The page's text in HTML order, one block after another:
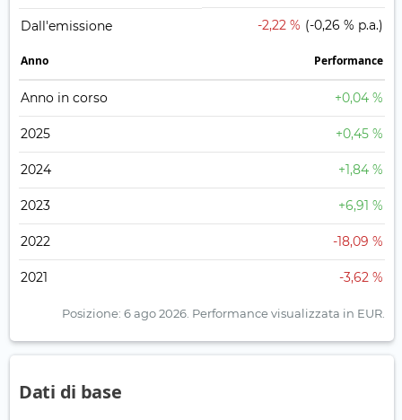
Dall'emissione -2,22 % (-0,26 % p.a.)
Anno Performance
Anno in corso +0,04 %
2025 +0,45 %
2024 +1,84 %
2023 +6,91 %
2022 -18,09 %
2021 -3,62 %
Posizione: 6 ago 2026. Performance visualizzata in EUR.
Dati di base